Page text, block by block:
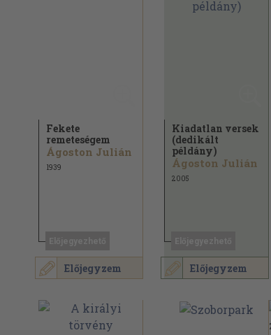
Előjegyzem
Fekete
remeteségem
Ágoston Julián
1939
Előjegyzem
Kiadatlan versek
(dedikált
példány)
Ágoston Julián
2005